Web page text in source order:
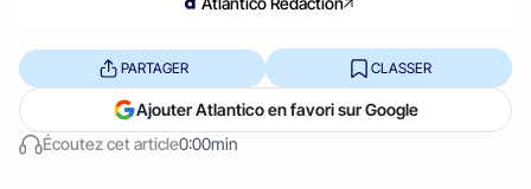
Écoutez cet article0:00min
PARTAGER CLASSER
Ajouter Atlantico en favori sur Google